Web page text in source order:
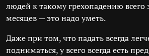
людей к такому грехопадению всего
месяцев — это надо уметь.
Даже при том, что падать всегда
подниматься, у всего всегда есть